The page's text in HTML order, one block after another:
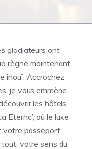
gladiateurs ont
règne maintenant,
inouï. Accrochez
je vous emmène
les hôtels
Eterna’, où le luxe
votre passeport,
votre sens du